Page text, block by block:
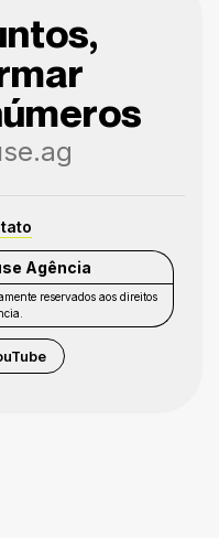
Agência
reservados aos direitos